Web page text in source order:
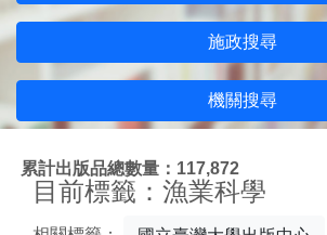
施政搜尋
機關搜尋
累計出版品總數量：117,872
目前標籤：漁業科學